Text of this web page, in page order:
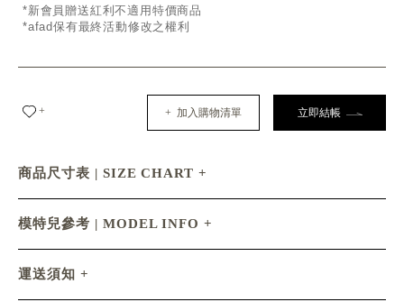
*新會員贈送紅利不適用特價商品
*afad保有最終活動修改之權利
+ + 加入購物清單 立即結帳
商品尺寸表 | SIZE CHART
模特兒參考 | MODEL INFO
運送須知